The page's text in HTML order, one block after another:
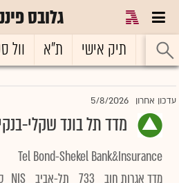
גלובס
ראשי תיק אישי ת"א וול
עדכון אחרון 5/8/2026
מדד תל בונד שקלי-
Tel Bond-Shekel Bank&Insurance
מדד אגרות חוב 733 תל-אביב NIS